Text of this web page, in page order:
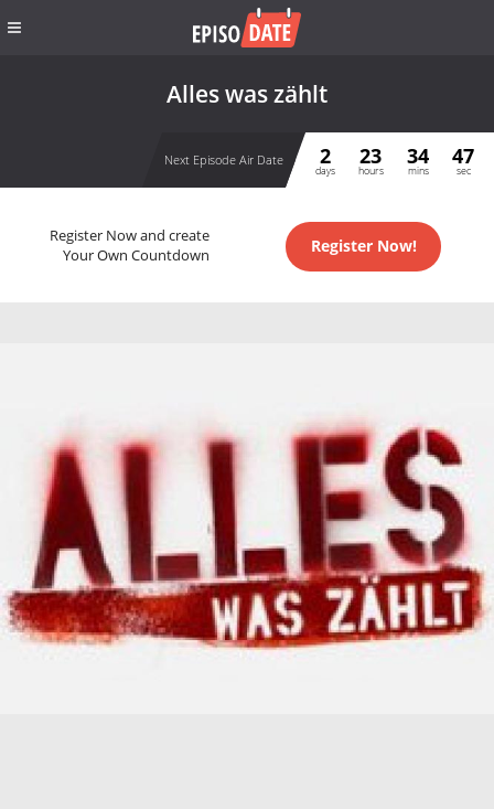
Alles was zählt
Next Episode Air Date 2
days
23
hours
34
mins
46
sec
Register Now and create
Your Own Countdown
Register Now!